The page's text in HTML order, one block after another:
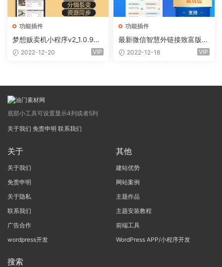
功能插件
梦想贩卖机小程序v2_1.0.96
+全插件（线传）
2022-12-20 VIP
功能插件
最新微信智慧外链接致富版小
程序（前端+全插件)
2022-12-18 VIP
底部小工具可设置显示4列或者5列
关于我们 免责申明 联系我们
关于
关于我们
免责申明
关于隐私
联系我们
广告合作
wordpress开发
其他
建站优势
网站案例
主题作品
主题安装教程
前端工具
WordPress APP/小程序开发
搜索